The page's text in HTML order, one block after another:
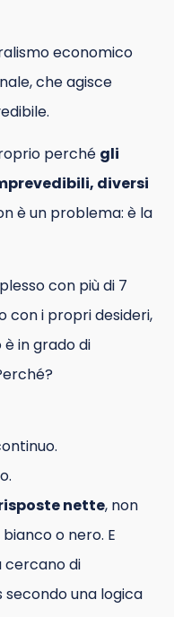
economico
che agisce
perché gli
diversi
è un problema: è la
con più di 7
con i propri desideri,
è in grado di
nette, non
o nero. E
cercano di
una logica